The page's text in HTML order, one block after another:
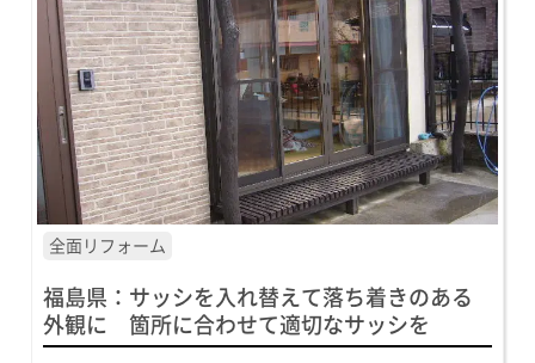
全面リフォーム
福島県：サッシを入れ替えて落ち着きのある
外観に 箇所に合わせて適切なサッシを